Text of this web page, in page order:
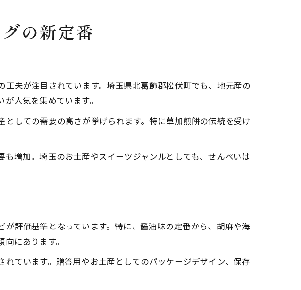
楽しむ方法
びの楽しみ方
と体験談
楽しみ方
ガイド
め商品一覧
を徹底解説
選び方
説します
化に注目
理由を分析
の新定番
夫が注目されています。埼玉県北葛飾郡松伏町でも、地元産の
人気を集めています。
しての需要の高さが挙げられます。特に草加煎餅の伝統を受け
増加。埼玉のお土産やスイーツジャンルとしても、せんべいは
評価基準となっています。特に、醤油味の定番から、胡麻や海
にあります。
ています。贈答用やお土産としてのパッケージデザイン、保存